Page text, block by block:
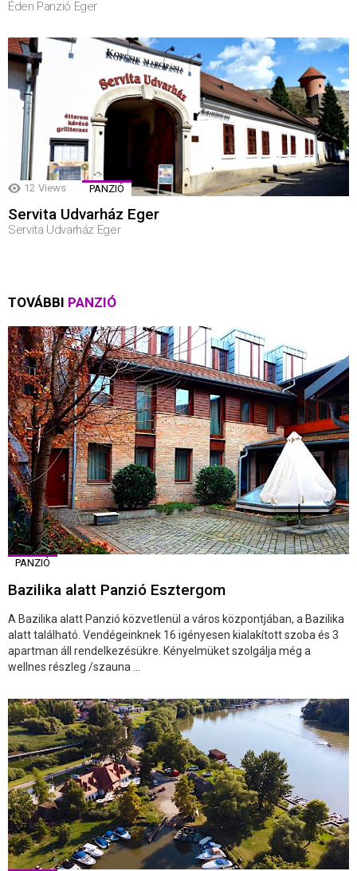
Éden Panzió Eger
12 Views PANZIÓ
Servita Udvarház Eger
Servita Udvarház Eger
TOVÁBBI PANZIÓ
PANZIÓ
Bazilika alatt Panzió Esztergom
A Bazilika alatt Panzió közvetlenül a város központjában, a Bazilika
alatt található. Vendégeinknek 16 igényesen kialakított szoba és 3
apartman áll rendelkezésükre. Kényelmüket szolgálja még a
wellnes részleg /szauna ...